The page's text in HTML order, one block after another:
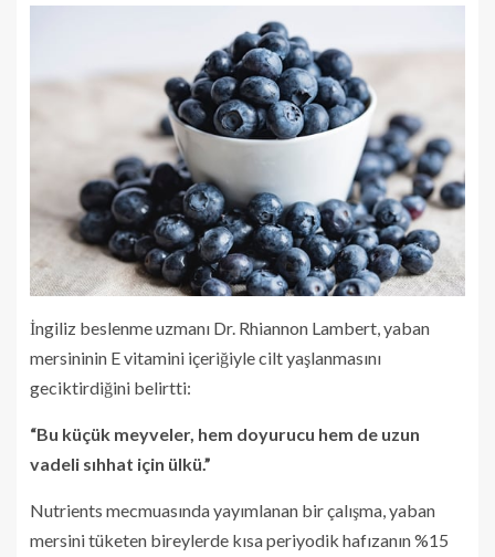
İngiliz beslenme uzmanı Dr. Rhiannon Lambert, yaban
mersininin E vitamini içeriğiyle cilt yaşlanmasını
geciktirdiğini belirtti:
“Bu küçük meyveler, hem doyurucu hem de uzun
vadeli sıhhat için ülkü.”
Nutrients mecmuasında yayımlanan bir çalışma, yaban
mersini tüketen bireylerde kısa periyodik hafızanın %15